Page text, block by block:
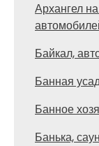
Архангел
Байкал,
Банная
Банное
Банька,